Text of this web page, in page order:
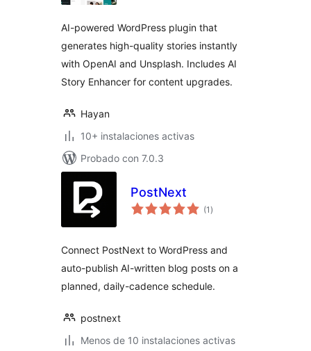
AI-powered WordPress plugin that
generates high-quality stories instantly
with OpenAI and Unsplash. Includes AI
Story Enhancer for content upgrades.
Hayan
10+ instalaciones activas
Probado con 7.0.3
PostNext
(1 total
de
)
Connect PostNext to WordPress and
auto-publish AI-written blog posts on a
planned, daily-cadence schedule.
postnext
Menos de 10 instalaciones activas